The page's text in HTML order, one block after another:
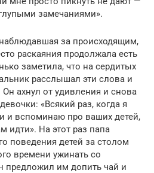
замечаниями».
за проис­ходящим,
раскаяния продолжала есть
за­метила, что на сердитых
расслышал эти слова и
ахнул от удивления и снова
«Всякий раз, когда я
и вспоминаю про ваших детей,
идти». На этот раз папа
поведения детей за столом
времени ужи­нать со
предложил им до­пить чай и